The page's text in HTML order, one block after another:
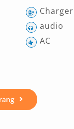
Charger
audio
AC